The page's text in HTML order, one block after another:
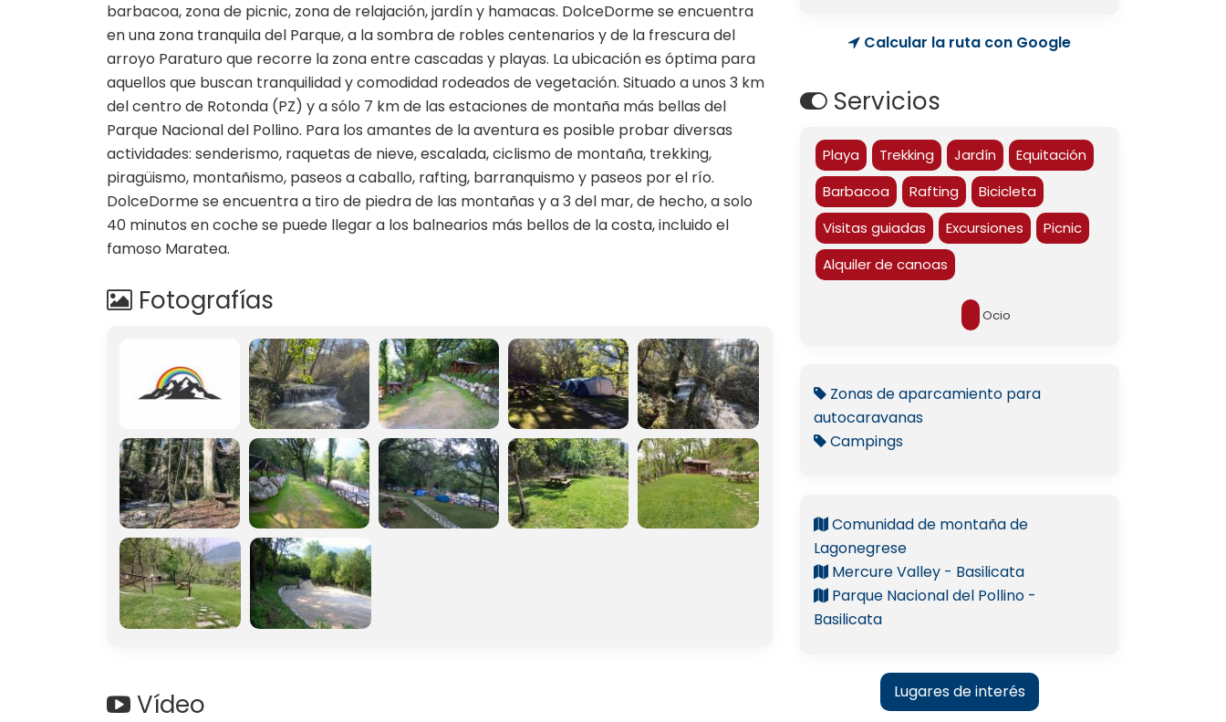
barbacoa, zona de picnic, zona de relajación, jardín y hamacas. DolceDorme se encuentra
en una zona tranquila del Parque, a la sombra de robles centenarios y de la frescura del
arroyo Paraturo que recorre la zona entre cascadas y playas. La ubicación es óptima para
aquellos que buscan tranquilidad y comodidad rodeados de vegetación. Situado a unos 3 km
del centro de Rotonda (PZ) y a sólo 7 km de las estaciones de montaña más bellas del
Parque Nacional del Pollino. Para los amantes de la aventura es posible probar diversas
actividades: senderismo, raquetas de nieve, escalada, ciclismo de montaña, trekking,
piragüismo, montañismo, paseos a caballo, rafting, barranquismo y paseos por el río.
DolceDorme se encuentra a tiro de piedra de las montañas y a 3 del mar, de hecho, a solo
40 minutos en coche se puede llegar a los balnearios más bellos de la costa, incluido el
famoso Maratea.
Fotografías
Vídeo
Calcular la ruta con Google
Servicios
Playa Trekking Jardín
Equitación
Barbacoa
Rafting
Bicicleta
Visitas guiadas
Excursiones
Picnic
Alquiler de canoas
Ocio
Zonas de aparcamiento para
autocaravanas
Campings
Comunidad de montaña de
Lagonegrese
Mercure Valley - Basilicata
Parque Nacional del Pollino -
Basilicata
Lugares de interés